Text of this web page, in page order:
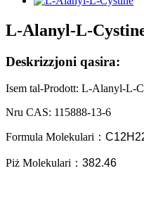
L-Alanyl-L-
Deskrizzjoni qasira:
Isem tal-Prodott: L-Alanyl-L-
Nru CAS: 115888-13-6
Formula Molekulari ：
Piż Molekulari ： 382.46